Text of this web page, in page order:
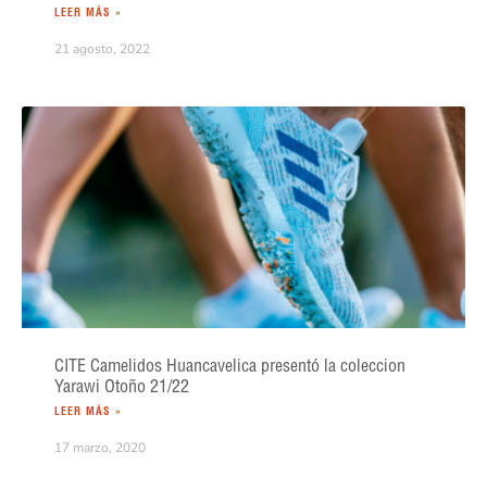
LEER MÁS »
21 agosto, 2022
CITE Camelidos Huancavelica presentó la coleccion
Yarawi Otoño 21/22
LEER MÁS »
17 marzo, 2020